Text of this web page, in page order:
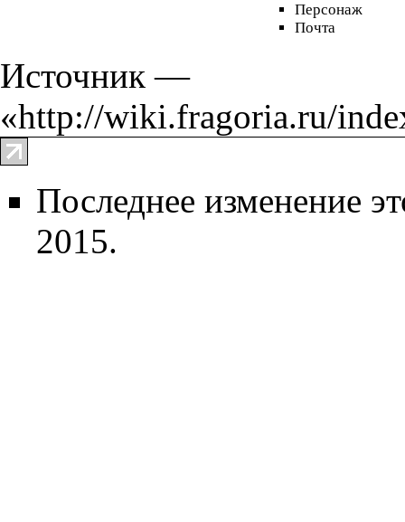
Персонаж
Почта
Источник —
«http://wiki.fragoria.ru/
Последнее изменение
2015.